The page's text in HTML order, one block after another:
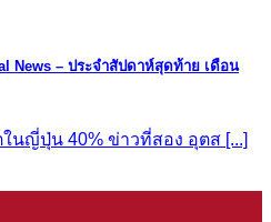
News – ประจำสัปดาห์สุดท้าย เดือน
นญี่ปุ่น 40% ข่าวที่สอง อุตส [...]